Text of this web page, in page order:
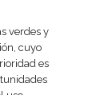
verdes y
cuyo
es